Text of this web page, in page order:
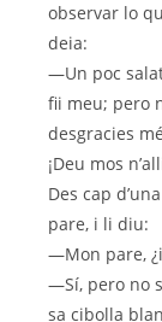
observar lo
deia:
—Un poc
fii meu; pero
desgracies
¡Deu mos
Des cap
pare, i li diu:
—Mon pare,
—Sí, pero no
sa cibolla